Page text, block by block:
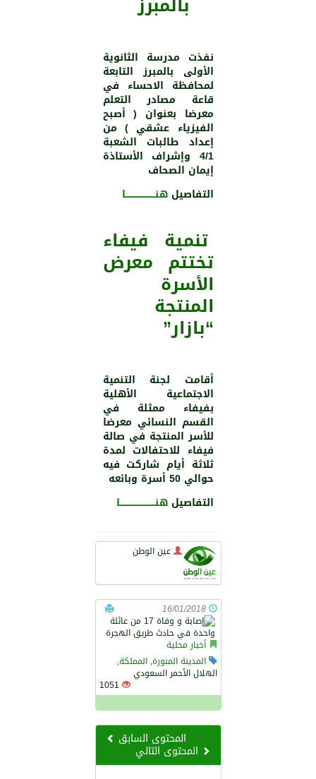
نفذت مدرسة الثانوية
اﻷولى بالمبرز التابعة
لمحافظة الاحساء في
قاعة مصادر التعلم
معرضا بعنوان ( أصبح
الفيزياء عشقي ) من
إعداد طالبات الشعبة
4/1 وإشراف اﻷستاذة
إيمان الصحاف
التفاصيلهنـــــــــــــــــــــا
تنمية فيفاء
تختتم معرض
الأسرة
المنتجة
“بازار”
أقامت لجنة التنمية
الاجتماعية الأهلية
بفيفاء ممثلة في
القسم النسائي معرضا
للأسر المنتجة في صالة
فيفاء للاحتفالات لمدة
ثلاثة أيام شاركت فيه
حوالي 50 أسرة وبائعه
التفاصيلهنـــــــــــــــــــــــــا
عين الوطن
16/01/2018
أخبار محلية
المدينة المنورة,المملكة,
الهلال الأحمر السعودي
1051
المحتوى السابق
المحتوى التالي